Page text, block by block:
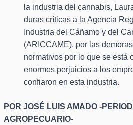
la industria del cannabis,
duras críticas a la Agencia
Industria del Cáñamo y del
(ARICCAME), por las
normativos por lo que se está
enormes perjuicios a los
confiaron en esta industria.
POR JOSÉ LUIS AMADO -
AGROPECUARIO-